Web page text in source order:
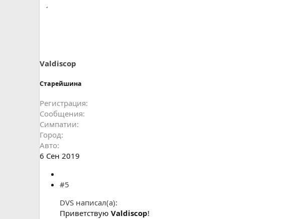
:
Valdiscop
Старейшина
Регистрация
Сообщения
Симпатии
Город
Авто
6 Сен 2019
#5
DVS написал(а):
Приветствую Valdiscop!